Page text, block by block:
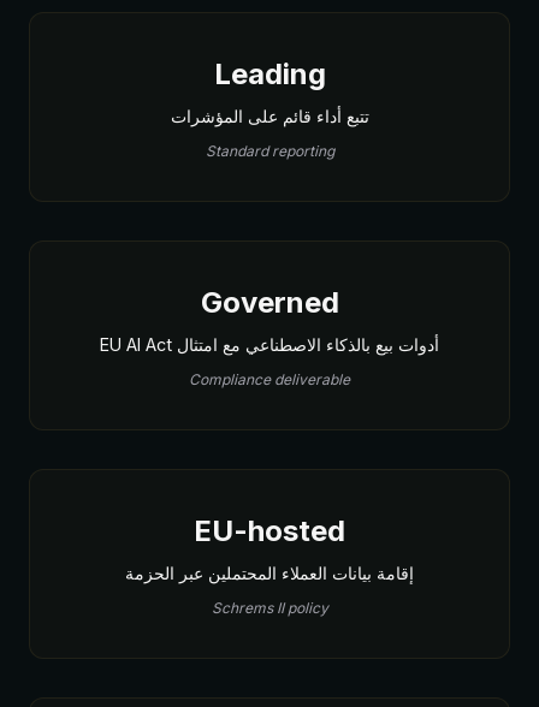
Leading
تتبع أداء قائم على المؤشرات
Standard reporting
Governed
أدوات بيع بالذكاء الاصطناعي مع امتثال EU AI Act
Compliance deliverable
EU-hosted
إقامة بيانات العملاء المحتملين عبر الحزمة
Schrems II policy